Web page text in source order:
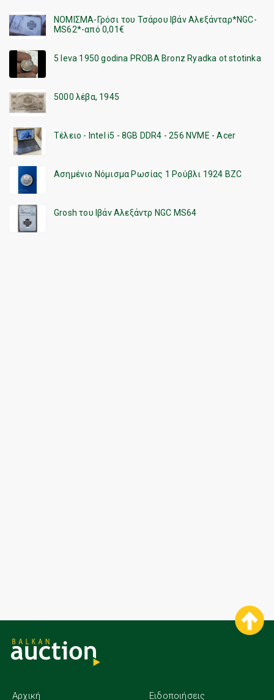
ΝΟΜΙΣΜΑ-Γρόσι του Τσάρου Ιβάν Αλεξάνταρ*NGC-
MS62*-από 0,01€
5 leva 1950 godina PROBA Bronz Ryadka ot stotinka
5000 λέβα, 1945
Τέλειο - Intel i5 - 8GB DDR4 - 256 NVME - Acer
Ασημένιο Νόμισμα Ρωσίας 1 Ρούβλι 1924 BZC
Grosh του Ιβάν Αλεξάντρ NGC MS64
Αρχική Ειδοποιήσεις